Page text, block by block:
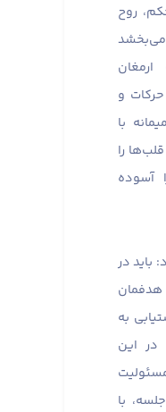
روح
می‌بخشد
حرکات و
با
را
آسوده
باید در
به
در این
با